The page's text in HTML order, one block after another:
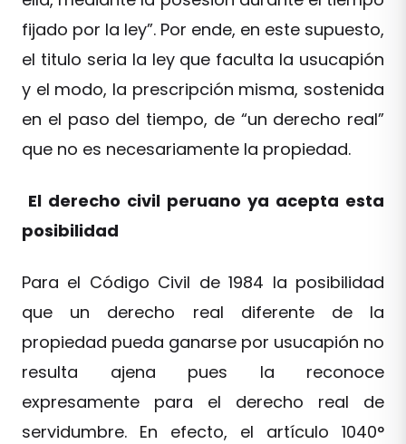
fijado por la ley”. Por ende, en este supuesto,
el titulo seria la ley que faculta la usucapión
y el modo, la prescripción misma, sostenida
en el paso del tiempo, de “un derecho real”
que no es necesariamente la propiedad.
El derecho civil peruano ya acepta esta
posibilidad
Para el Código Civil de 1984 la posibilidad
que un derecho real diferente de la
propiedad pueda ganarse por usucapión no
resulta ajena pues la reconoce
expresamente para el derecho real de
servidumbre. En efecto, el artículo 1040°